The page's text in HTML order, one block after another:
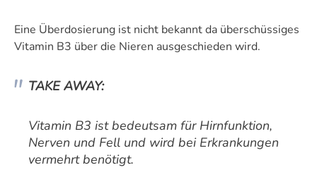
Eine Überdosierung ist nicht bekannt da überschüssiges
Vitamin B3 über die Nieren ausgeschieden wird.
TAKE AWAY:
Vitamin B3 ist bedeutsam für Hirnfunktion,
Nerven und Fell und wird bei Erkrankungen
vermehrt benötigt.